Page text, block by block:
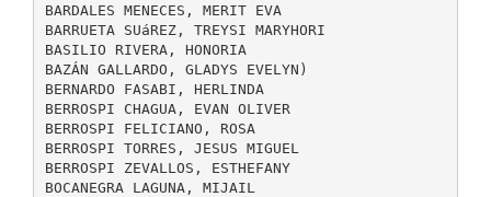
BARDALES MENECES, MERIT EVA
BARRUETA SUáREZ, TREYSI MARYHORI
BASILIO RIVERA, HONORIA
BAZÁN GALLARDO, GLADYS EVELYN)
BERNARDO FASABI, HERLINDA
BERROSPI CHAGUA, EVAN OLIVER
BERROSPI FELICIANO, ROSA
BERROSPI TORRES, JESUS MIGUEL
BERROSPI ZEVALLOS, ESTHEFANY
BOCANEGRA LAGUNA, MIJAIL